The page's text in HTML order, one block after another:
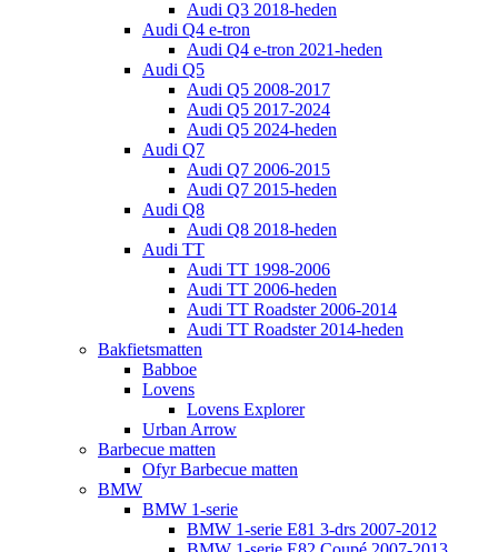
Audi Q3 2018-heden
Audi Q4 e-tron
Audi Q4 e-tron 2021-heden
Audi Q5
Audi Q5 2008-2017
Audi Q5 2017-2024
Audi Q5 2024-heden
Audi Q7
Audi Q7 2006-2015
Audi Q7 2015-heden
Audi Q8
Audi Q8 2018-heden
Audi TT
Audi TT 1998-2006
Audi TT 2006-heden
Audi TT Roadster 2006-2014
Audi TT Roadster 2014-heden
Bakfietsmatten
Babboe
Lovens
Lovens Explorer
Urban Arrow
Barbecue matten
Ofyr Barbecue matten
BMW
BMW 1-serie
BMW 1-serie E81 3-drs 2007-2012